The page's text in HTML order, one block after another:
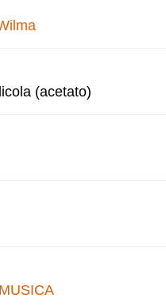
(acetato)
MUSICA